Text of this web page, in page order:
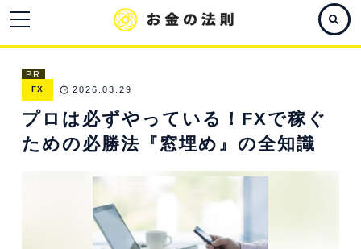
PR
FX 2026.03.29
プロは必ずやっている！FXで稼ぐ
ための必勝法『窓埋め』の全知識